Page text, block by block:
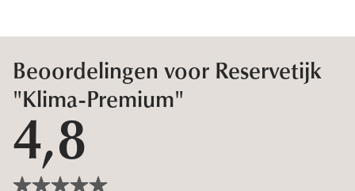
Beoordelingen voor Reservetijk
"Klima-Premium"
4,8